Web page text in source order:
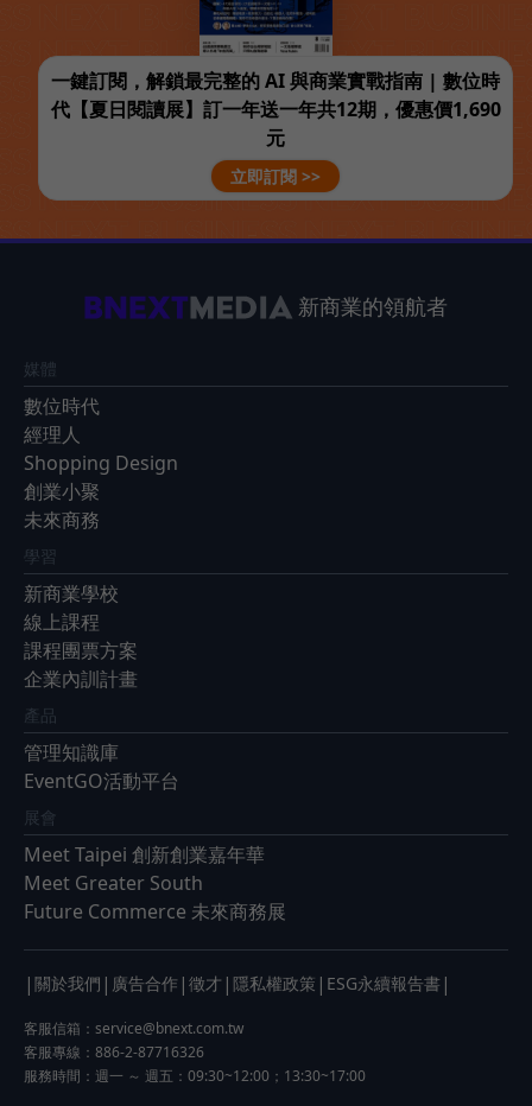
一鍵訂閱，解鎖最完整的 AI 與商業實戰指南 | 數位時
代【夏日閱讀展】訂一年送一年共12期，優惠價1,690
元
立即訂閱 >>
新商業的領航者
媒體
數位時代
經理人
Shopping Design
創業小聚
未來商務
學習
新商業學校
線上課程
課程團票方案
企業內訓計畫
產品
管理知識庫
EventGO活動平台
展會
Meet Taipei 創新創業嘉年華
Meet Greater South
Future Commerce 未來商務展
| 關於我們 | 廣告合作 | 徵才 | 隱私權政策 | ESG永續報告書 |
客服信箱： service@bnext.com.tw
客服專線：886-2-87716326
服務時間：週一 ～ 週五：09:30~12:00；13:30~17:00